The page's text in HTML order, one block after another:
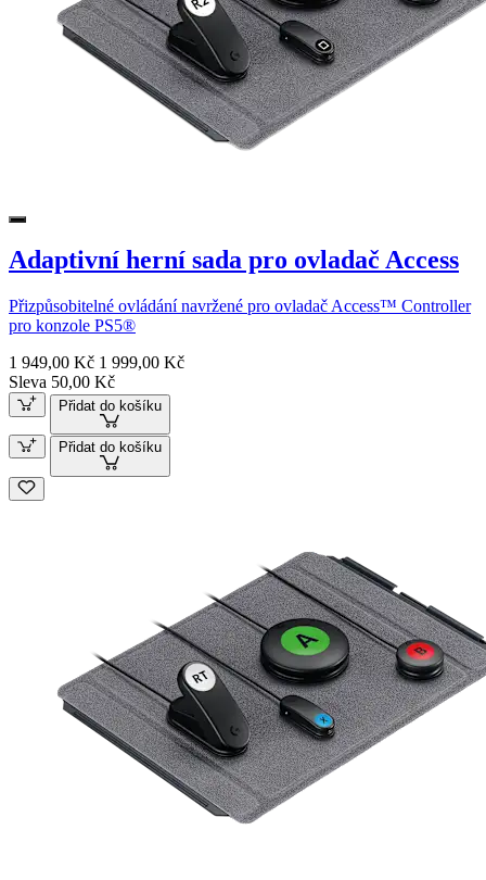
Adaptivní herní sada pro ovladač Access
Přizpůsobitelné ovládání navržené pro ovladač Access™ Controller
pro konzole PS5®
1 949,00 Kč 1 999,00 Kč
Sleva 50,00 Kč
Přidat do košíku
Přidat do košíku